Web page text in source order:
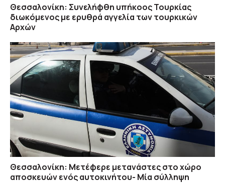
Θεσσαλονίκη: Συνελήφθη υπήκοος Τουρκίας
διωκόμενος με ερυθρά αγγελία των τουρκικών
Αρχών
Θεσσαλονίκη: Μετέφερε μετανάστες στο χώρο
αποσκευών ενός αυτοκινήτου- Μία σύλληψη